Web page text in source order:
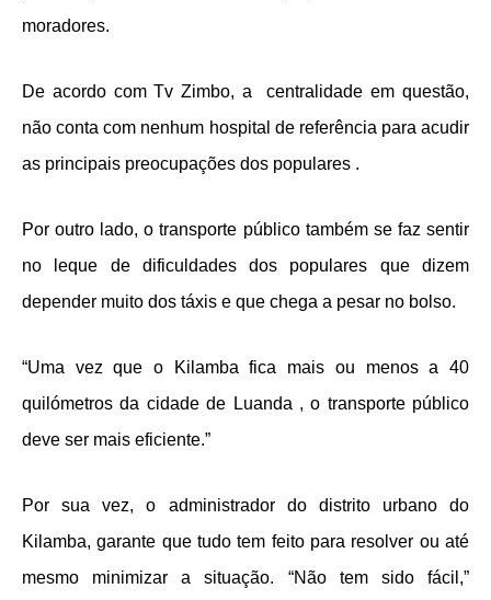
moradores.
De acordo com Tv Zimbo, a centralidade em questão,
não conta com nenhum hospital de referência para acudir
as principais preocupações dos populares .
Por outro lado, o transporte público também se faz sentir
no leque de dificuldades dos populares que dizem
depender muito dos táxis e que chega a pesar no bolso.
“Uma vez que o Kilamba fica mais ou menos a 40
quilómetros da cidade de Luanda , o transporte público
deve ser mais eficiente.”
Por sua vez, o administrador do distrito urbano do
Kilamba, garante que tudo tem feito para resolver ou até
mesmo minimizar a situação. “Não tem sido fácil,”